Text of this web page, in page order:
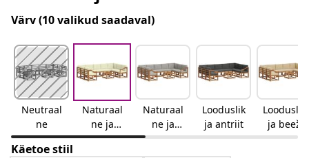
Värv(10 valikud saadaval)
Neutraal
ne
Naturaal
ne ja
kreemjas
Naturaal
ne ja
helehall
Looduslik
ja antriit
Looduslik
ja beež
Käetoe stiil